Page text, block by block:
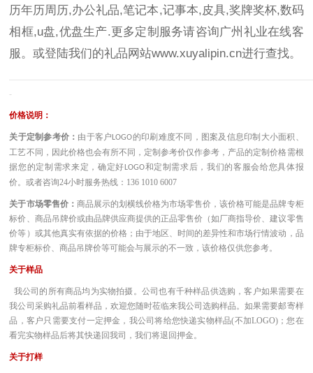
历年历周历,办公礼品,笔记本,记事本,皮具,奖牌奖杯,数码
相框,u盘,优盘生产.更多定制服务请咨询广州礼业在线客
服。或登陆我们的礼品网站www.xuyalipin.cn进行查找。
-
价格说明：
关于定制参考价： 由于客户LOGO的印刷难度不同，图案及信息印制大小面积、
工艺不同，因此价格也会有所不同，定制参考价仅作参考，产品的定制价格需根
据您的定制需求来定，确定好 LOGO和定制需求后，我们的客服会给您具体报
价。或者咨询24小时服务热线：136 1010 6007
关于市场零售价： 商品展示的划横线价格为市场零售价，该价格可能是品牌专柜
标价、商品吊牌价或由品牌供应商提供的正品零售价（如厂商指导价、建议零售
价等）或其他真实有依据的价格；由于地区、时间的差异性和市场行情波动，品
牌专柜标价、商品吊牌价等可能会与展示的不一致，该价格仅供您参考。
关于样品
我公司的所有商品均为实物拍摄。公司也有千种样品供选购，客户如果需要在
我公司采购礼品前看样品，欢迎您随时莅临来我公司选购样品。如果需要邮寄样
品，客户只需要支付一定押金，我公司将给您快递实物样品(不加LOGO)；您在
看完实物样品后将其快递回我司，我们将退回押金。
关于打样